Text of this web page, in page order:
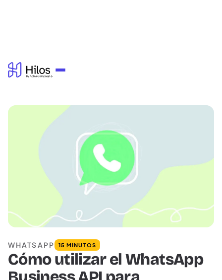
WHATSAPP 15 MINUTOS
Cómo utilizar el WhatsApp